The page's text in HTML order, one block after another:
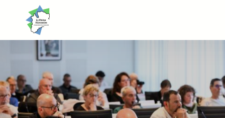
jusqu'au
contenu
principal